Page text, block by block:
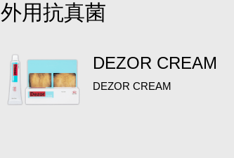
外用抗真菌
DEZOR CREAM
DEZOR CREAM